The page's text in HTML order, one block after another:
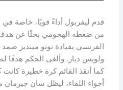
قدم ليفربول أداءً قويًا، خاصة
من ضغطه الهجومي بحثًا عن هدف
الفرنسي بقيادة نونو مينديز
ولويس دياز. وألغى الحكم هدفًا
كما أنقذ القائم كرة خطيرة كانت
أجواء اللقاء، ليظل سان جيرمان